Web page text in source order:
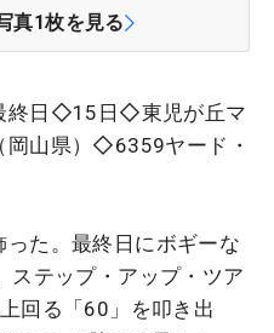
真1枚を見る
終日◇15日◇東児が丘マ
岡山県）◇6359ヤード・
た。最終日にボギーな
ステップ・アップ・ツア
回る「60」を叩き出